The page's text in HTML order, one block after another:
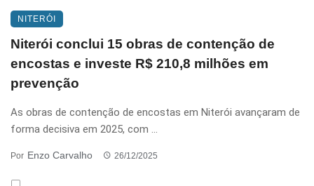
NITERÓI
Niterói conclui 15 obras de contenção de
encostas e investe R$ 210,8 milhões em
prevenção
As obras de contenção de encostas em Niterói avançaram de
forma decisiva em 2025, com ...
Por Enzo Carvalho 26/12/2025